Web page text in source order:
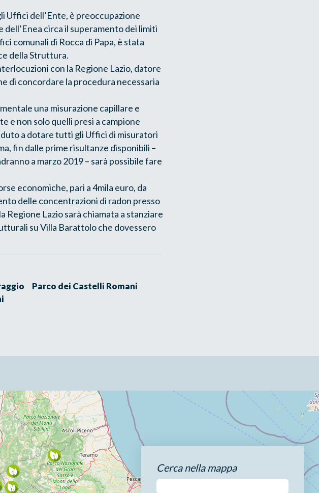
Uffici dell’Ente, è preoccupazione
circa il superamento dei limiti
comunali di Rocca di Papa, è stata
della Struttura.
con la Regione Lazio, datore
di concordare la procedura necessaria
una misurazione capillare e
e non solo quelli presi a campione
a dotare tutti gli Uffici di misuratori
fin dalle prime risultanze disponibili –
a marzo 2019 – sarà possibile fare
economiche, pari a 4mila euro, da
delle concentrazioni di radon presso
Regione Lazio sarà chiamata a stanziare
su Villa Barattolo che dovessero
Parco dei Castelli Romani
Cerca nella mappa